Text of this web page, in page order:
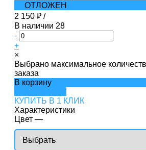
ОТЛОЖЕН
2 150 ₽ /
В наличии 28
-
+
×
Выбрано максимальное
заказа
В корзину
КУПИТЬ В 1 КЛИК
Характеристики
Цвет —